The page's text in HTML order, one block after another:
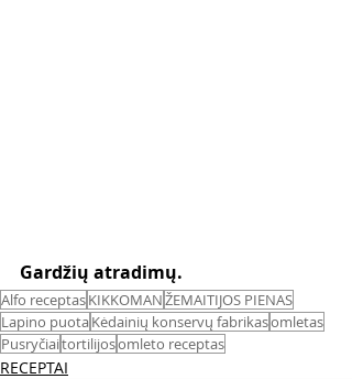
Gardžių atradimų.
Alfo receptasKIKKOMANŽEMAITIJOS PIENAS
Lapino puotaKėdainių konservų fabrikasomletas
Pusryčiaitortilijosomleto receptas
RECEPTAI